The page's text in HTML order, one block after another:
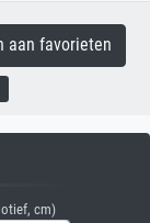
aan favorieten
cm)